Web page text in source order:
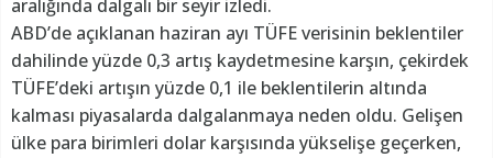
aralığında dalgalı bir seyir izledi.
ABD’de açıklanan haziran ayı TÜFE verisinin beklentiler
dahilinde yüzde 0,3 artış kaydetmesine karşın, çekirdek
TÜFE’deki artışın yüzde 0,1 ile beklentilerin altında
kalması piyasalarda dalgalanmaya neden oldu. Gelişen
ülke para birimleri dolar karşısında yükselişe geçerken,